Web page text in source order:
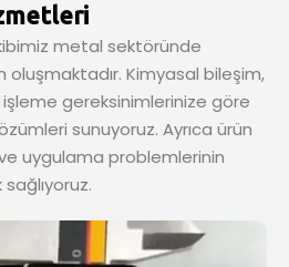
metal sektöründe
Kimyasal bileşim,
gereksinimlerinize göre
sunuyoruz. Ayrıca ürün
uygulama problemlerinin